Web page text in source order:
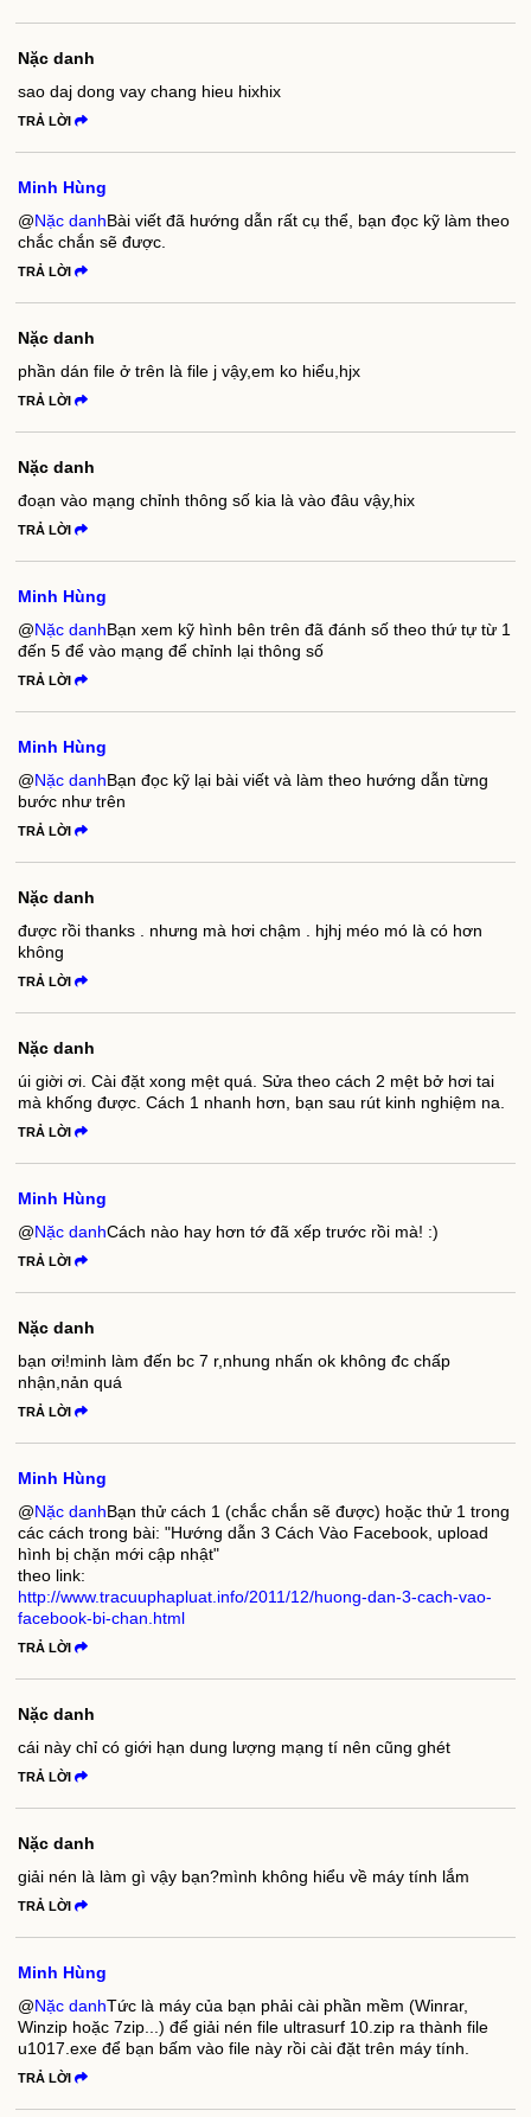
Nặc danh
sao daj dong vay chang hieu hixhix
TRẢ LỜI
Minh Hùng
@Nặc danhBài viết đã hướng dẫn rất cụ thể, bạn đọc kỹ làm theo
chắc chắn sẽ được.
TRẢ LỜI
Nặc danh
phần dán file ở trên là file j vậy,em ko hiểu,hjx
TRẢ LỜI
Nặc danh
đoạn vào mạng chỉnh thông số kia là vào đâu vậy,hix
TRẢ LỜI
Minh Hùng
@Nặc danhBạn xem kỹ hình bên trên đã đánh số theo thứ tự từ 1
đến 5 để vào mạng để chỉnh lại thông số
TRẢ LỜI
Minh Hùng
@Nặc danhBạn đọc kỹ lại bài viết và làm theo hướng dẫn từng
bước như trên
TRẢ LỜI
Nặc danh
được rồi thanks . nhưng mà hơi chậm . hjhj méo mó là có hơn
không
TRẢ LỜI
Nặc danh
úi giời ơi. Cài đặt xong mệt quá. Sửa theo cách 2 mệt bở hơi tai
mà khống được. Cách 1 nhanh hơn, bạn sau rút kinh nghiệm na.
TRẢ LỜI
Minh Hùng
@Nặc danhCách nào hay hơn tớ đã xếp trước rồi mà! :)
TRẢ LỜI
Nặc danh
bạn ơi!minh làm đến bc 7 r,nhung nhấn ok không đc chấp
nhận,nản quá
TRẢ LỜI
Minh Hùng
@Nặc danhBạn thử cách 1 (chắc chắn sẽ được) hoặc thử 1 trong
các cách trong bài: "Hướng dẫn 3 Cách Vào Facebook, upload
hình bị chặn mới cập nhật"
theo link:
http://www.tracuuphapluat.info/2011/12/huong-dan-3-cach-vao-
facebook-bi-chan.html
TRẢ LỜI
Nặc danh
cái này chỉ có giới hạn dung lượng mạng tí nên cũng ghét
TRẢ LỜI
Nặc danh
giải nén là làm gì vậy bạn?mình không hiểu về máy tính lắm
TRẢ LỜI
Minh Hùng
@Nặc danhTức là máy của bạn phải cài phần mềm (Winrar,
Winzip hoặc 7zip...) để giải nén file ultrasurf 10.zip ra thành file
u1017.exe để bạn bấm vào file này rồi cài đặt trên máy tính.
TRẢ LỜI